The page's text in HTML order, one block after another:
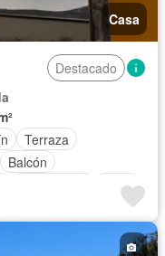
Casa
Destacado
Terraza
Balcón
Agua